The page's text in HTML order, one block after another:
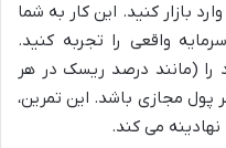
بازار کنید. این کار به شما
واقعی را تجربه کنید.
(مانند درصد ریسک در هر
پول مجازی باشد. این تمرین،
می کند.